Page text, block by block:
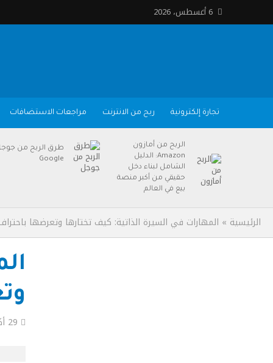
6 أغسطس، 2026
تجارة إلكترونية ربح من الانترنت مراجعات الاستضافات
الربح من أمازون
Amazon: الدليل
الشامل لبناء دخل
حقيقي من أكبر منصة
بيع في العالم
طرق الربح من
Google
الرئيسية » المهارات في السيرة الذاتية: كيف تختارها وتعرضها
29 أكتوبر، 2025